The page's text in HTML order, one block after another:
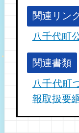
関連リン
八千代町
関連書類
八千代町
報取扱要